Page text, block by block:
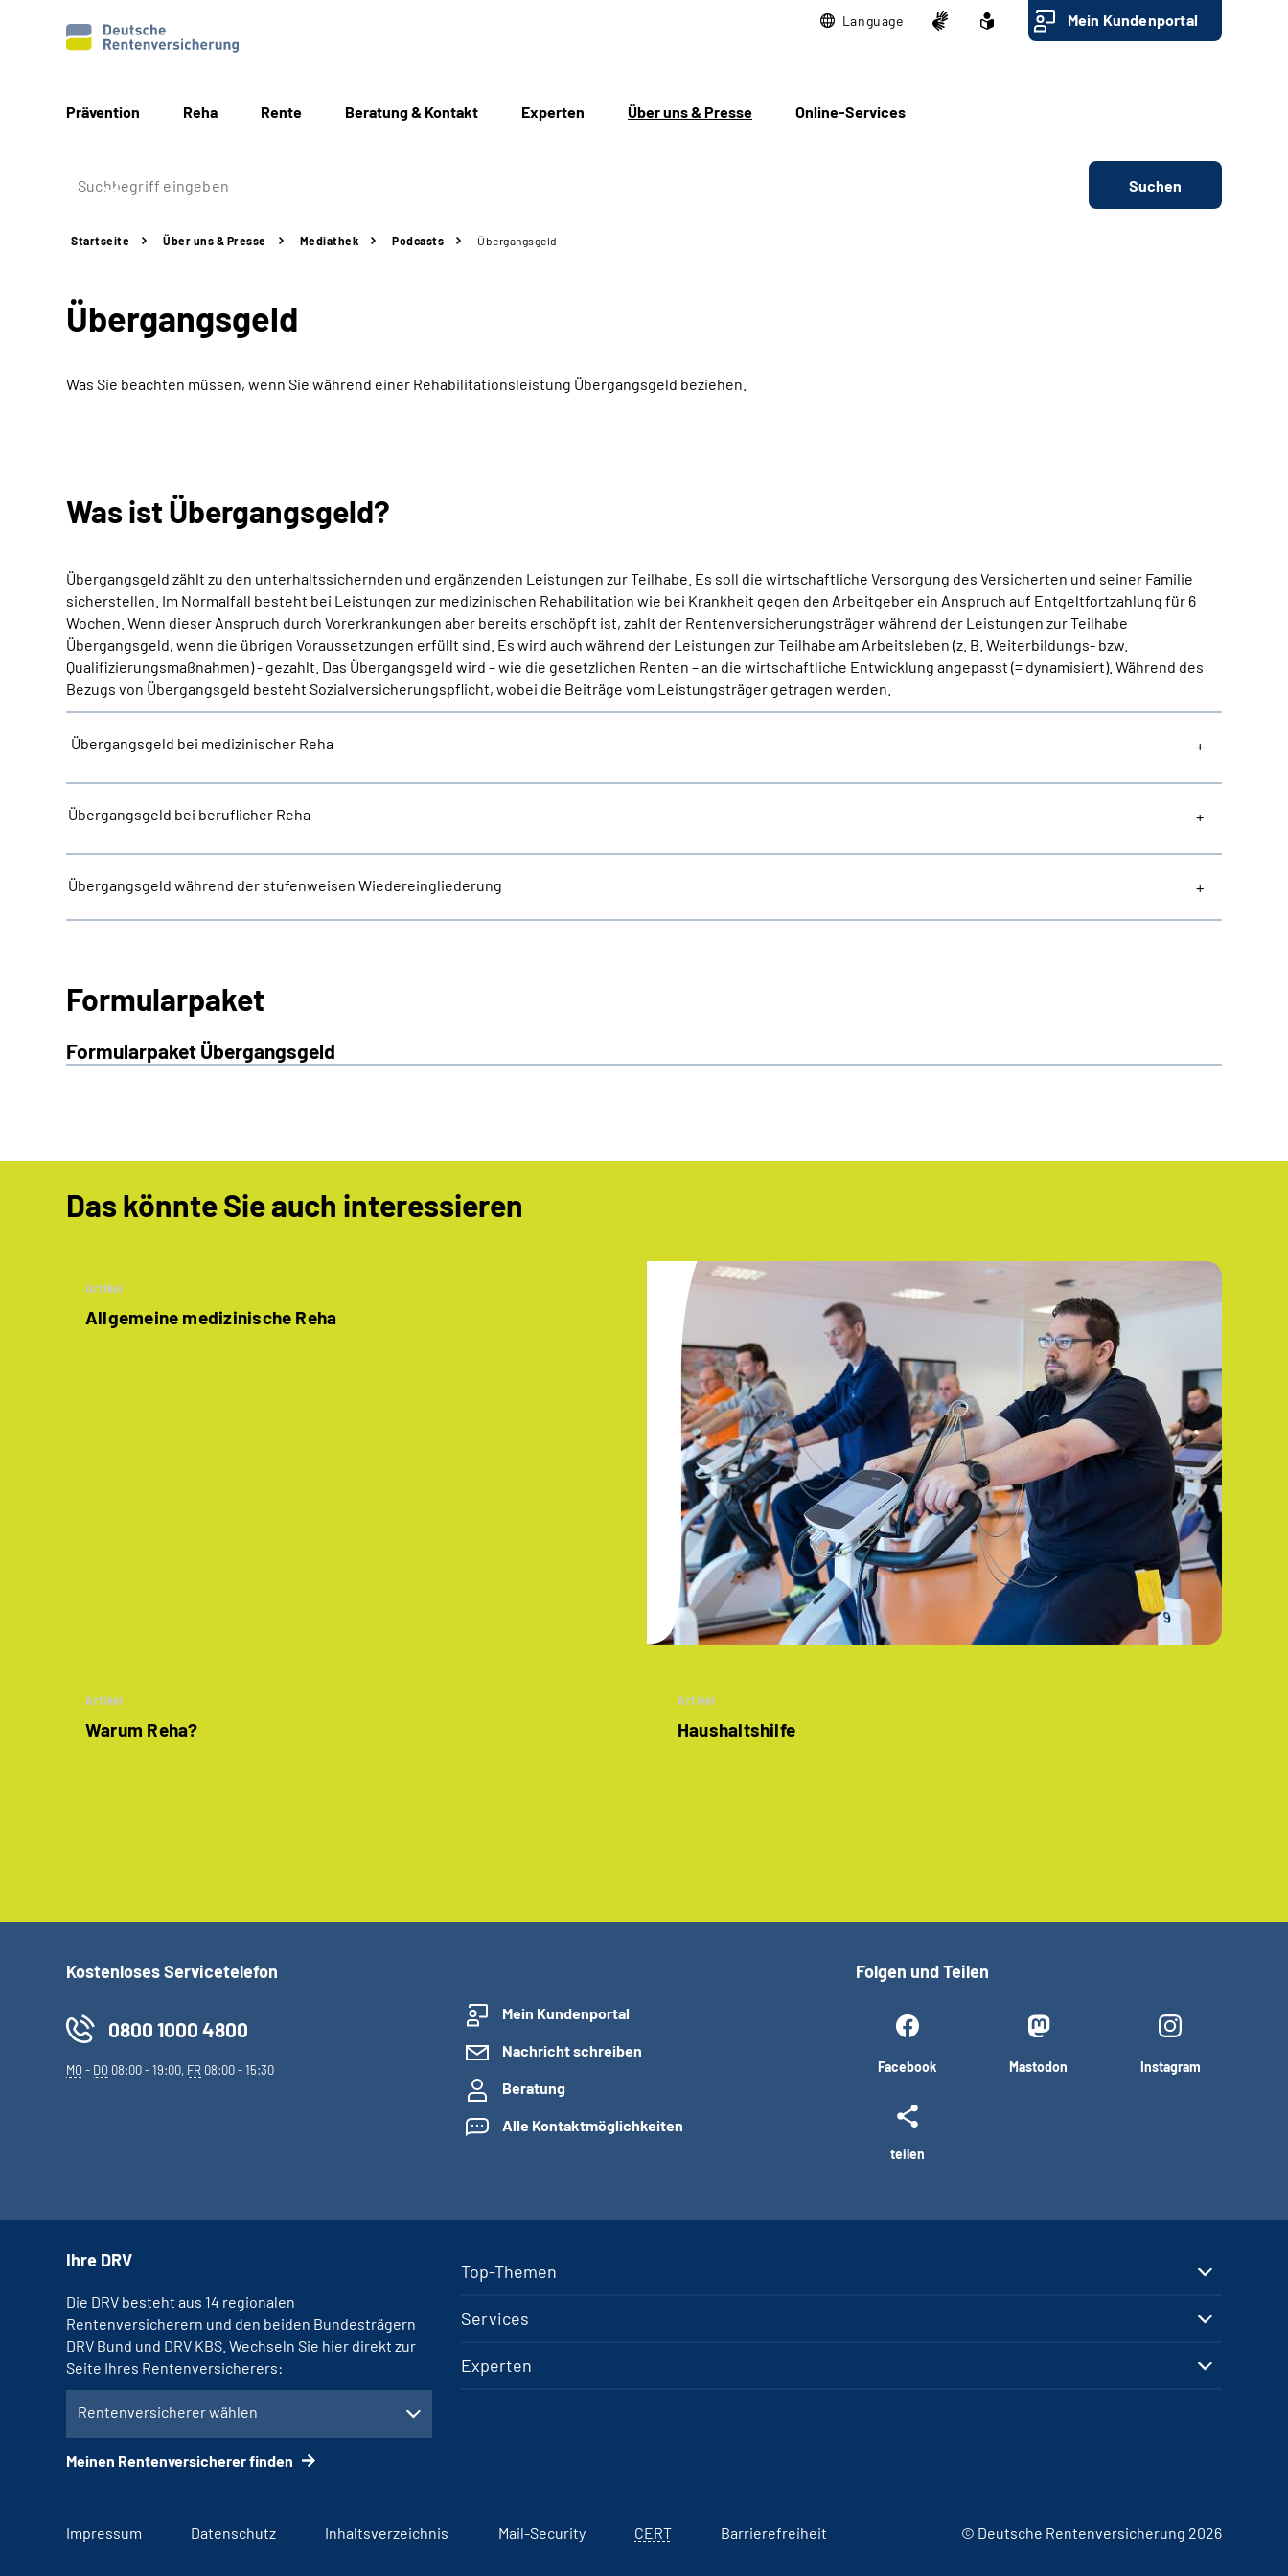
Language Mein Kundenportal
Prävention Reha Rente Beratung & Kontakt Experten Über uns & Presse Online-Services
Suchen
Startseite Über uns & Presse Mediathek Podcasts Übergangsgeld
Übergangsgeld
Was Sie beachten müssen, wenn Sie während einer Rehabilitationsleistung Übergangsgeld beziehen.
Was ist Übergangsgeld?
Übergangsgeld zählt zu den unterhaltssichernden und ergänzenden Leistungen zur Teilhabe. Es soll die wirtschaftliche Versorgung des Versicherten und seiner Familie
sicherstellen. Im Normalfall besteht bei Leistungen zur medizinischen Rehabilitation wie bei Krankheit gegen den Arbeitgeber ein Anspruch auf Entgeltfortzahlung für 6
Wochen. Wenn dieser Anspruch durch Vorerkrankungen aber bereits erschöpft ist, zahlt der Rentenversicherungsträger während der Leistungen zur Teilhabe
Übergangsgeld, wenn die übrigen Voraussetzungen erfüllt sind. Es wird auch während der Leistungen zur Teilhabe am Arbeitsleben (z. B. Weiterbildungs- bzw.
Qualifizierungsmaßnahmen) - gezahlt. Das Übergangsgeld wird – wie die gesetzlichen Renten – an die wirtschaftliche Entwicklung angepasst (= dynamisiert). Während des
Bezugs von Übergangsgeld besteht Sozialversicherungspflicht, wobei die Beiträge vom Leistungsträger getragen werden.
Übergangsgeld bei medizinischer Reha
Übergangsgeld bei beruflicher Reha
Übergangsgeld während der stufenweisen Wiedereingliederung
Formularpaket
Formularpaket Übergangsgeld
Das könnte Sie auch interessieren
Artikel
Allgemeine medizinische Reha
Artikel
Warum Reha?
Artikel
Haushaltshilfe
Kostenloses Servicetelefon
0800 1000 4800
MO- DO 08:00 - 19:00, FR 08:00 - 15:30
Mein Kundenportal
Nachricht schreiben
Beratung
Alle Kontaktmöglichkeiten
Folgen und Teilen
Facebook Mastodon Instagram
teilen
Top-Themen
Services
Experten
Ihre DRV
Die DRV besteht aus 14 regionalen
Rentenversicherern und den beiden Bundesträgern
DRV Bund und DRV KBS. Wechseln Sie hier direkt zur
Seite Ihres Rentenversicherers:
Rentenversicherer wählen
Meinen Rentenversicherer finden
Impressum Datenschutz Inhaltsverzeichnis Mail-Security CERT Barrierefreiheit © Deutsche Rentenversicherung 2026